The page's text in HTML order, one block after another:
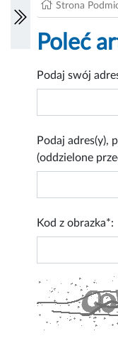
Strona
Poleć
Podaj swój
Podaj adres(y),
(oddzielone
Kod z obrazka*: